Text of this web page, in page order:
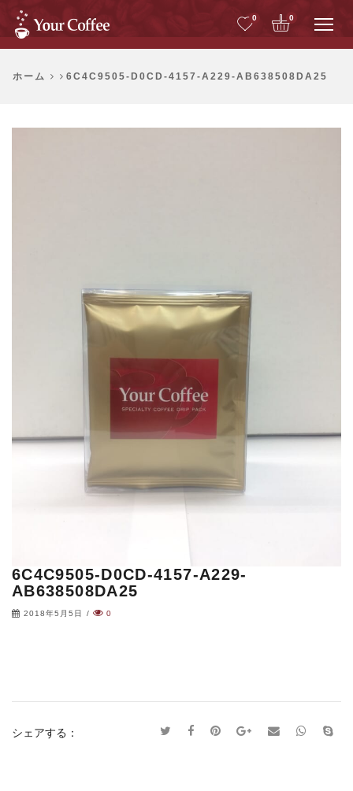
0 0
ホーム 6C4C9505-D0CD-4157-A229-AB638508DA25
6C4C9505-D0CD-4157-A229-
AB638508DA25
2018年5月5日 / 0
シェアする：